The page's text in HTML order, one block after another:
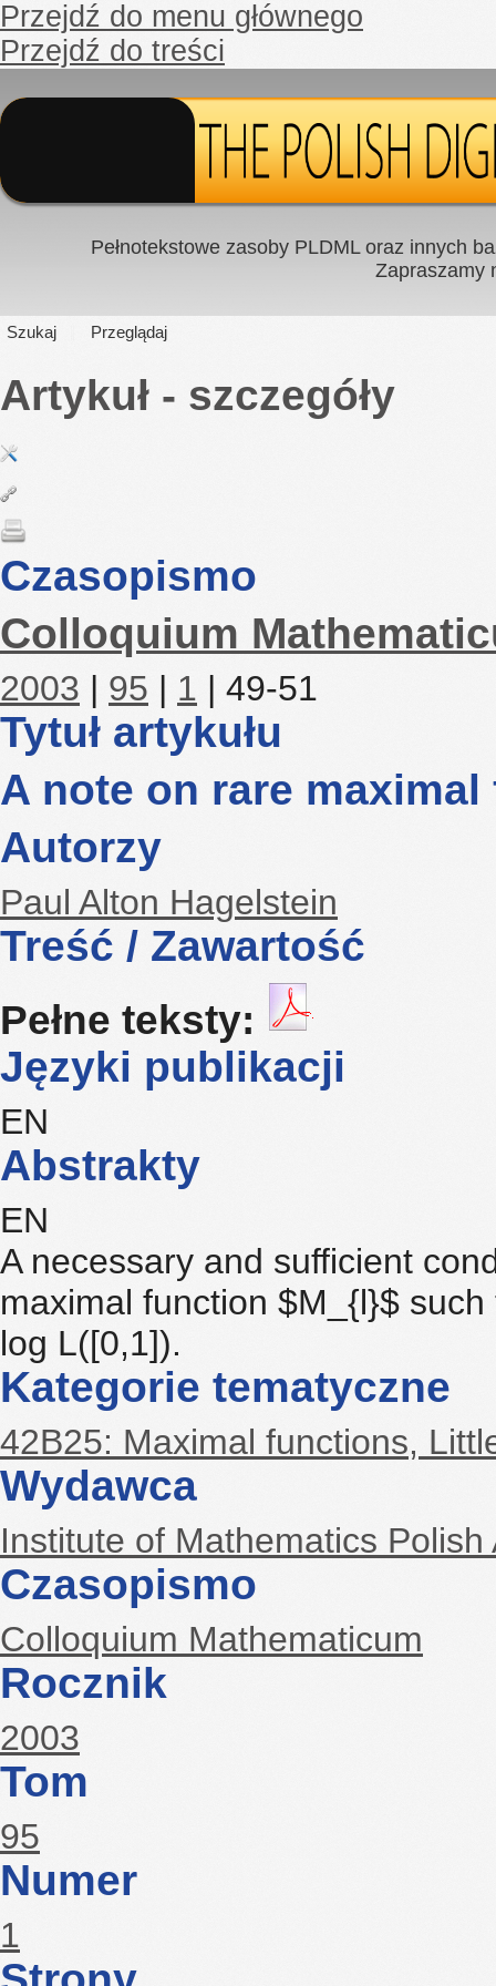
Przejdź do menu głównego
Przejdź do treści
Pełnotekstowe zasoby PLDML oraz innych
Zapraszamy
Szukaj Przeglądaj
Artykuł - szczegóły
Czasopismo
Colloquium
2003 | 95 | 1 | 49-51
Tytuł artykułu
A note on rare
Autorzy
Paul Alton Hagelstein
Treść / Zawartość
Pełne teksty:
Języki publikacji
EN
Abstrakty
EN
A necessary and sufficient
maximal function $M_{l}$
log L([0,1]).
Kategorie tematyczne
42B25: Maximal functions,
Wydawca
Institute of Mathematics
Czasopismo
Colloquium Mathematicum
Rocznik
2003
Tom
95
Numer
1